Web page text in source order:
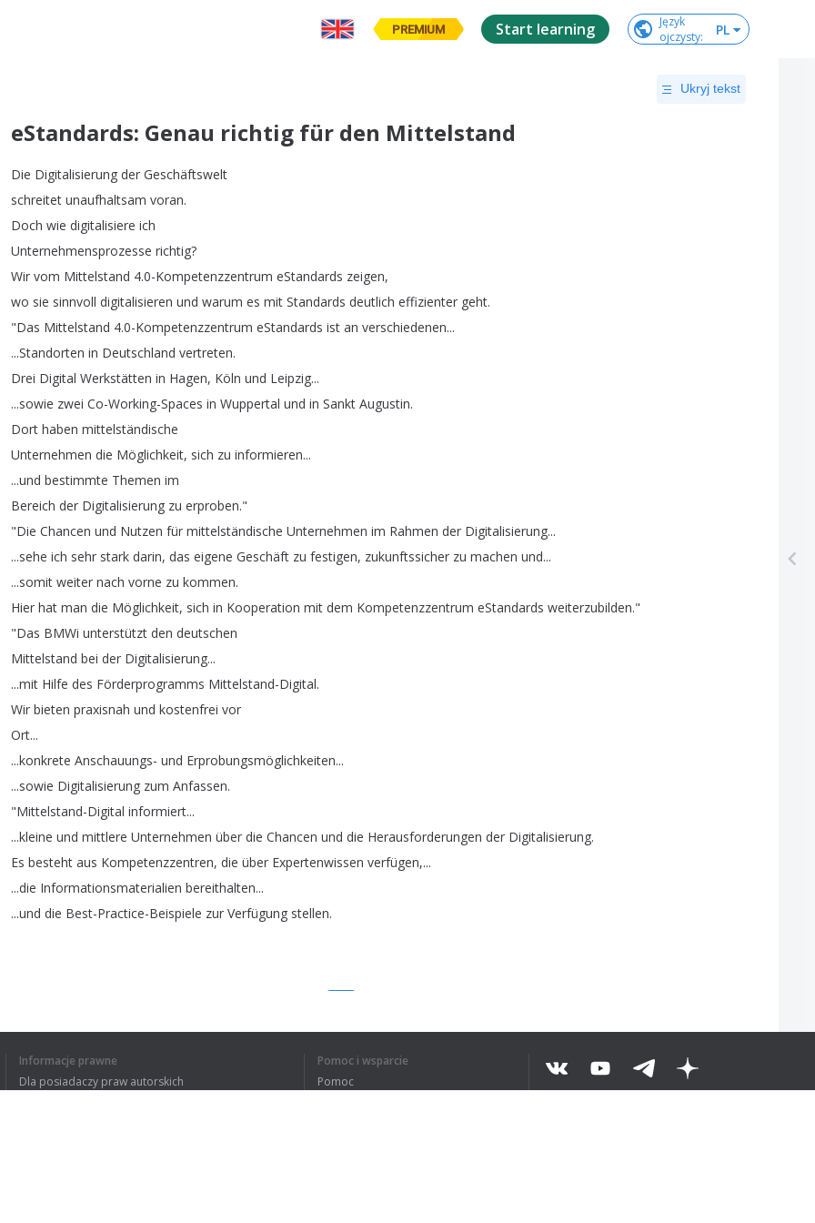
PREMIUM Start learning
Język
ojczysty: PL
Ukryj tekst
eStandards: Genau richtig für den Mittelstand
Die Digitalisierung der Geschäftswelt
schreitet unaufhaltsam voran.
Doch wie digitalisiere ich
Unternehmensprozesse richtig?
Wir vom Mittelstand 4.0-Kompetenzzentrum eStandards zeigen,
wo sie sinnvoll digitalisieren und warum es mit Standards deutlich effizienter geht.
"Das Mittelstand 4.0-Kompetenzzentrum eStandards ist an verschiedenen...
...Standorten in Deutschland vertreten.
Drei Digital Werkstätten in Hagen, Köln und Leipzig...
...sowie zwei Co-Working-Spaces in Wuppertal und in Sankt Augustin.
Dort haben mittelständische
Unternehmen die Möglichkeit, sich zu informieren...
...und bestimmte Themen im
Bereich der Digitalisierung zu erproben."
"Die Chancen und Nutzen für mittelständische Unternehmen im Rahmen der Digitalisierung...
...sehe ich sehr stark darin, das eigene Geschäft zu festigen, zukunftssicher zu machen und...
...somit weiter nach vorne zu kommen.
Hier hat man die Möglichkeit, sich in Kooperation mit dem Kompetenzzentrum eStandards weiterzubilden."
"Das BMWi unterstützt den deutschen
Mittelstand bei der Digitalisierung...
...mit Hilfe des Förderprogramms Mittelstand-Digital.
Wir bieten praxisnah und kostenfrei vor
Ort...
...konkrete Anschauungs- und Erprobungsmöglichkeiten...
...sowie Digitalisierung zum Anfassen.
"Mittelstand-Digital informiert...
...kleine und mittlere Unternehmen über die Chancen und die Herausforderungen der Digitalisierung.
Es besteht aus Kompetenzzentren, die über Expertenwissen verfügen,...
...die Informationsmaterialien bereithalten...
...und die Best-Practice-Beispiele zur Verfügung stellen.
ZROZUMIAŁEM CAŁY TEKST
Informacje prawne
Dla posiadaczy praw autorskich
Pomoc i wsparcie
Pomoc